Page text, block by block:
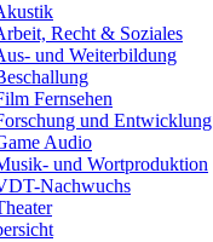
Recht & Soziales
und Weiterbildung
Fernsehen
und Entwicklung
Audio
und Wortproduktion
Nachwuchs